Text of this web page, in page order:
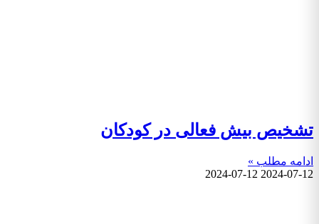
تشخیص بیش فعالی در کودکان
ادامه مطلب »
2024-07-12
2024-07-12